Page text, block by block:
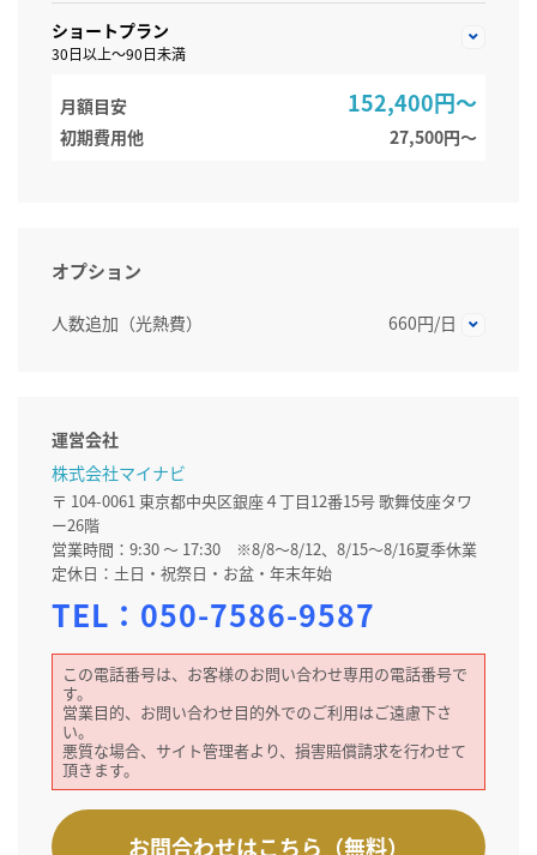
ショートプラン
30日以上～90日未満
月額目安 152,400円～
初期費用他 27,500円〜
オプション
人数追加（光熱費） 660円/日
運営会社
株式会社マイナビ
〒 104-0061 東京都中央区銀座４丁目12番15号 歌舞伎座タワ
ー26階
営業時間：9:30 ～ 17:30 ※8/8～8/12、8/15～8/16夏季休業
定休日：土日・祝祭日・お盆・年末年始
TEL： 050-7586-9587
この電話番号は、お客様のお問い合わせ専用の電話番号で
す。
営業目的、お問い合わせ目的外でのご利用はご遠慮下さ
い。
悪質な場合、サイト管理者より、損害賠償請求を行わせて
頂きます。
お問合わせはこちら（無料）